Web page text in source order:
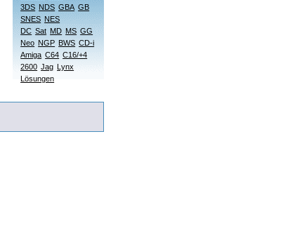
3DS NDS GBA GB
SNES NES
DC Sat MD MS GG
Neo NGP BWS CD-i
Amiga C64 C16/+4
2600 Jag Lynx
Lösungen